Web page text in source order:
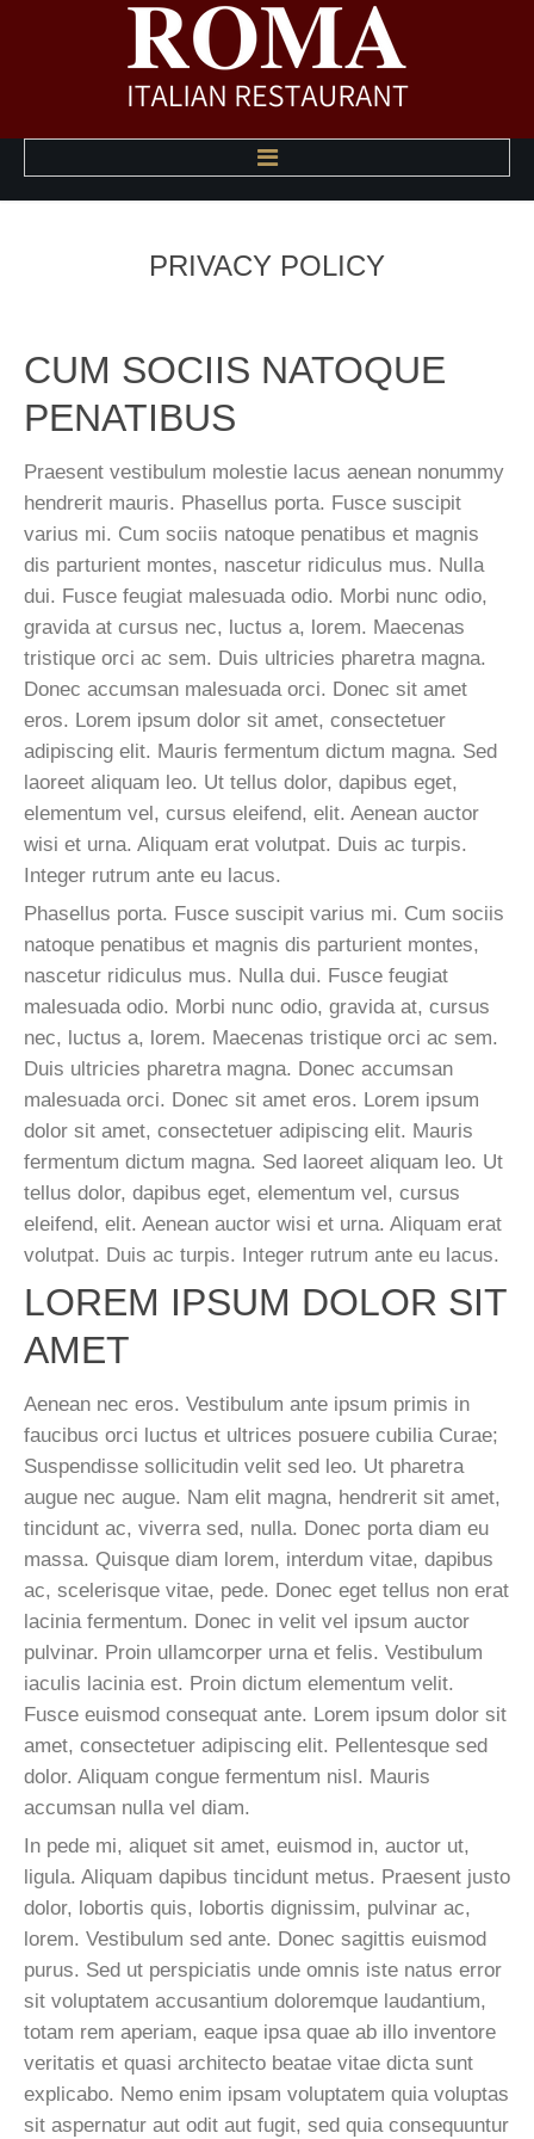
ABOUT US
CONTACT US
DRINKS LIST
PRIVACY POLICY
CUM SOCIIS NATOQUE
PENATIBUS
Praesent vestibulum molestie lacus aenean nonummy
hendrerit mauris. Phasellus porta. Fusce suscipit
varius mi. Cum sociis natoque penatibus et magnis
dis parturient montes, nascetur ridiculus mus. Nulla
dui. Fusce feugiat malesuada odio. Morbi nunc odio,
gravida at cursus nec, luctus a, lorem. Maecenas
tristique orci ac sem. Duis ultricies pharetra magna.
Donec accumsan malesuada orci. Donec sit amet
eros. Lorem ipsum dolor sit amet, consectetuer
adipiscing elit. Mauris fermentum dictum magna. Sed
laoreet aliquam leo. Ut tellus dolor, dapibus eget,
elementum vel, cursus eleifend, elit. Aenean auctor
wisi et urna. Aliquam erat volutpat. Duis ac turpis.
Integer rutrum ante eu lacus.
Phasellus porta. Fusce suscipit varius mi. Cum sociis
natoque penatibus et magnis dis parturient montes,
nascetur ridiculus mus. Nulla dui. Fusce feugiat
malesuada odio. Morbi nunc odio, gravida at, cursus
nec, luctus a, lorem. Maecenas tristique orci ac sem.
Duis ultricies pharetra magna. Donec accumsan
malesuada orci. Donec sit amet eros. Lorem ipsum
dolor sit amet, consectetuer adipiscing elit. Mauris
fermentum dictum magna. Sed laoreet aliquam leo. Ut
tellus dolor, dapibus eget, elementum vel, cursus
eleifend, elit. Aenean auctor wisi et urna. Aliquam erat
volutpat. Duis ac turpis. Integer rutrum ante eu lacus.
LOREM IPSUM DOLOR SIT
AMET
Aenean nec eros. Vestibulum ante ipsum primis in
faucibus orci luctus et ultrices posuere cubilia Curae;
Suspendisse sollicitudin velit sed leo. Ut pharetra
augue nec augue. Nam elit magna, hendrerit sit amet,
tincidunt ac, viverra sed, nulla. Donec porta diam eu
massa. Quisque diam lorem, interdum vitae, dapibus
ac, scelerisque vitae, pede. Donec eget tellus non erat
lacinia fermentum. Donec in velit vel ipsum auctor
pulvinar. Proin ullamcorper urna et felis. Vestibulum
iaculis lacinia est. Proin dictum elementum velit.
Fusce euismod consequat ante. Lorem ipsum dolor sit
amet, consectetuer adipiscing elit. Pellentesque sed
dolor. Aliquam congue fermentum nisl. Mauris
accumsan nulla vel diam.
In pede mi, aliquet sit amet, euismod in, auctor ut,
ligula. Aliquam dapibus tincidunt metus. Praesent justo
dolor, lobortis quis, lobortis dignissim, pulvinar ac,
lorem. Vestibulum sed ante. Donec sagittis euismod
purus. Sed ut perspiciatis unde omnis iste natus error
sit voluptatem accusantium doloremque laudantium,
totam rem aperiam, eaque ipsa quae ab illo inventore
veritatis et quasi architecto beatae vitae dicta sunt
explicabo. Nemo enim ipsam voluptatem quia voluptas
sit aspernatur aut odit aut fugit, sed quia consequuntur